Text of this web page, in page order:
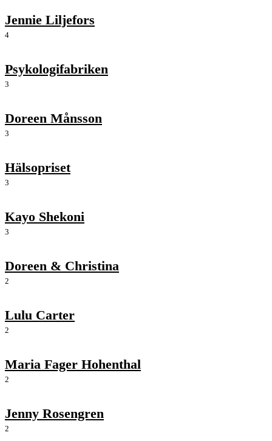
Jennie Liljefors
4
Psykologifabriken
3
Doreen Månsson
3
Hälsopriset
3
Kayo Shekoni
3
Doreen & Christina
2
Lulu Carter
2
Maria Fager Hohenthal
2
Jenny Rosengren
2